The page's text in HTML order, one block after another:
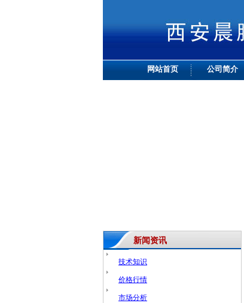
网站首页 公司简介
新闻资讯
技术知识
价格行情
市场分析